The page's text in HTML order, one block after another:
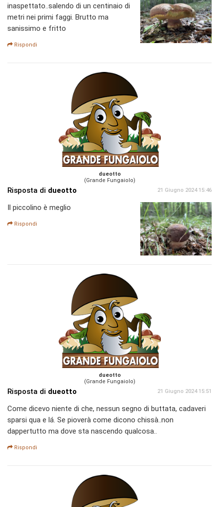
inaspettato..salendo di un centinaio di
metri nei primi faggi. Brutto ma
sanissimo e fritto
Rispondi
dueotto
(Grande Fungaiolo)
Risposta di dueotto 21 Giugno 2024 15:46
Il piccolino è meglio
Rispondi
dueotto
(Grande Fungaiolo)
Risposta di dueotto 21 Giugno 2024 15:51
Come dicevo niente di che, nessun segno di buttata, cadaveri
sparsi qua e lá. Se pioverà come dicono chissà..non
dappertutto ma dove sta nascendo qualcosa..
Rispondi